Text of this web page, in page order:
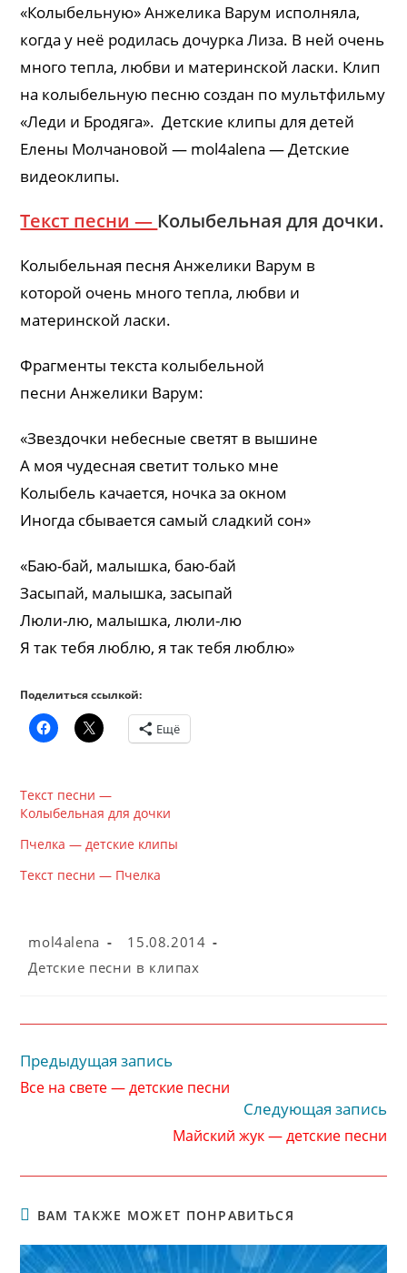
«Колыбельную» Анжелика Варум исполняла,
когда у неё родилась дочурка Лиза. В ней очень
много тепла, любви и материнской ласки. Клип
на колыбельную песню создан по мультфильму
«Леди и Бродяга». Детские клипы для детей
Елены Молчановой — mol4alena — Детские
видеоклипы.
Текст песни — Колыбельная для дочки.
Колыбельная песня Анжелики Варум в
которой очень много тепла, любви и
материнской ласки.
Фрагменты текста колыбельной
песни Анжелики Варум:
«Звездочки небесные светят в вышине
А моя чудесная светит только мне
Колыбель качается, ночка за окном
Иногда сбывается самый сладкий сон»
«Баю-бай, малышка, баю-бай
Засыпай, малышка, засыпай
Люли-лю, малышка, люли-лю
Я так тебя люблю, я так тебя люблю»
Поделиться ссылкой:
Ещё
Текст песни —
Колыбельная для дочки
Пчелка — детские клипы
Текст песни — Пчелка
Автор
mol4alena
Запись
15.08.2014
Рубрика
записи:
Детские песни в клипах
Читать
статьи
Предыдущая запись
Все на свете — детские песни
Следующая запись
Майский жук — детские песни
ВАМ ТАКЖЕ МОЖЕТ ПОНРАВИТЬСЯ